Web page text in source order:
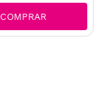
COMPRAR